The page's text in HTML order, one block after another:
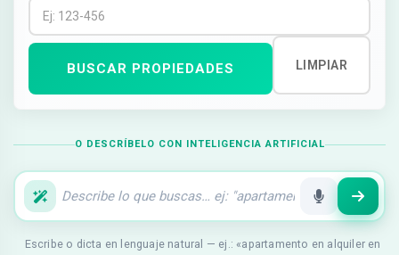
BUSCAR PROPIEDADES LIMPIAR
O DESCRÍBELO CON INTELIGENCIA ARTIFICIAL
Escribe o dicta en lenguaje natural — ej.: «apartamento en alquiler en